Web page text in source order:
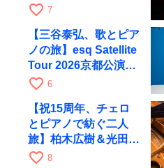
と京都RAGで共演
favorite_border 7
【三谷泰弘、歌とピア
ノの旅】esq Satellite
Tour 2026京都公演を
10月に開催
favorite_border 6
【祝15周年、チェロ
とピアノで紡ぐ二人
旅】柏木広樹＆光田健
一が11月12日に京都
favorite_border 8